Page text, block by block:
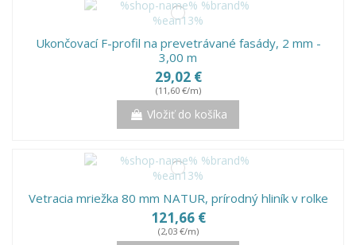
Ukončovací F-profil na prevetrávané fasády, 2 mm -
3,00 m
29,02 €
(11,60 €/m)
Vložiť do košíka
Vetracia mriežka 80 mm NATUR, prírodný hliník v rolke
121,66 €
(2,03 €/m)